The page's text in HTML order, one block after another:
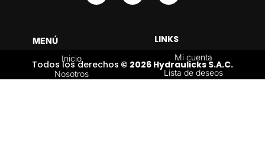
MENÚ
Inicio
Nosotros
LINKS
Mi cuenta
Lista de deseos
Todos los derechos © 2026 Hydraulicks S.A.C.